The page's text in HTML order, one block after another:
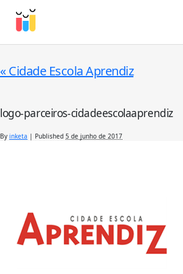
«Cidade Escola Aprendiz
logo-parceiros-cidadeescolaaprendiz
By inketa | Published 5 de junho de 2017